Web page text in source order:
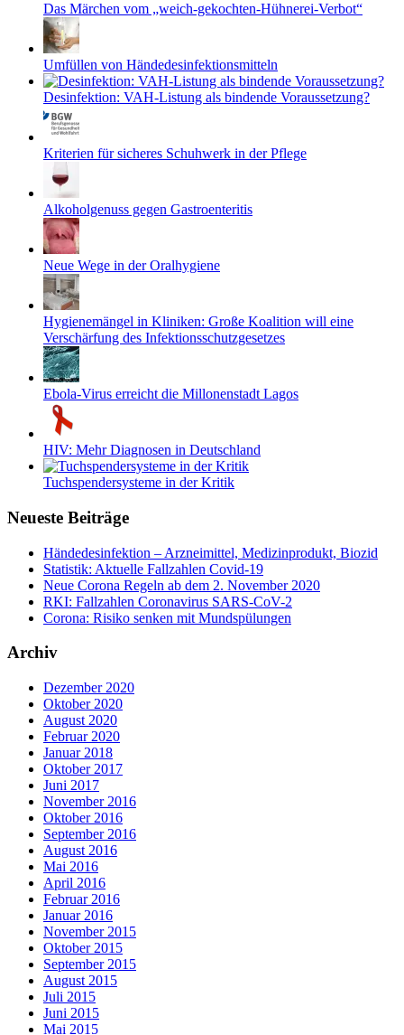
Das Märchen vom „weich-gekochten-Hühnerei-Verbot“
Umfüllen von Händedesinfektionsmitteln
Desinfektion: VAH-Listung als bindende Voraussetzung?
Kriterien für sicheres Schuhwerk in der Pflege
Alkoholgenuss gegen Gastroenteritis
Neue Wege in der Oralhygiene
Hygienemängel in Kliniken: Große Koalition will eine
Verschärfung des Infektionsschutzgesetzes
Ebola-Virus erreicht die Millonenstadt Lagos
HIV: Mehr Diagnosen in Deutschland
Tuchspendersysteme in der Kritik
Neueste Beiträge
Händedesinfektion – Arzneimittel, Medizinprodukt, Biozid
Statistik: Aktuelle Fallzahlen Covid-19
Neue Corona Regeln ab dem 2. November 2020
RKI: Fallzahlen Coronavirus SARS-CoV-2
Corona: Risiko senken mit Mundspülungen
Archiv
Dezember 2020
Oktober 2020
August 2020
Februar 2020
Januar 2018
Oktober 2017
Juni 2017
November 2016
Oktober 2016
September 2016
August 2016
Mai 2016
April 2016
Februar 2016
Januar 2016
November 2015
Oktober 2015
September 2015
August 2015
Juli 2015
Juni 2015
Mai 2015